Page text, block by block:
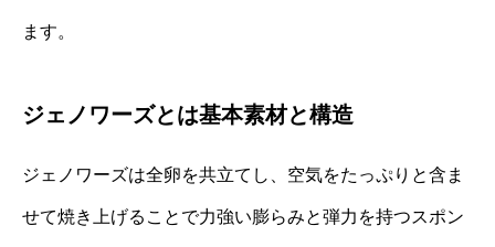
ます。
ジェノワーズとは基本素材と構造
ジェノワーズは全卵を共立てし、空気をたっぷりと含ま
せて焼き上げることで力強い膨らみと弾力を持つスポン